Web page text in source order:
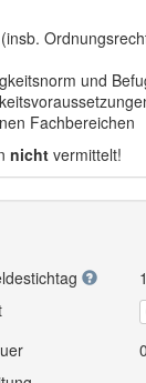
und
Fachbereichen
nicht vermittelt!